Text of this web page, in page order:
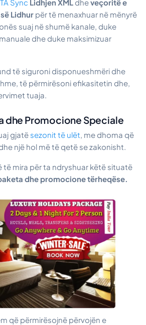
Sync Lidhjen XML dheveçoritë e
Lidhur për të menaxhuar në mënyrë
suaj në shumë kanale, duke
dhe duke maksimizuar
të siguroni disponueshmëri dhe
të përmirësoni efikasitetin dhe,
tuaja.
dhe Promocione Speciale
gjatë sezonit të ulët , me dhoma që
një hol më të qetë se zakonisht.
të mira për ta ndryshuar këtë situatë
dhe promocione tërheqëse.
që përmirësojnë përvojën e